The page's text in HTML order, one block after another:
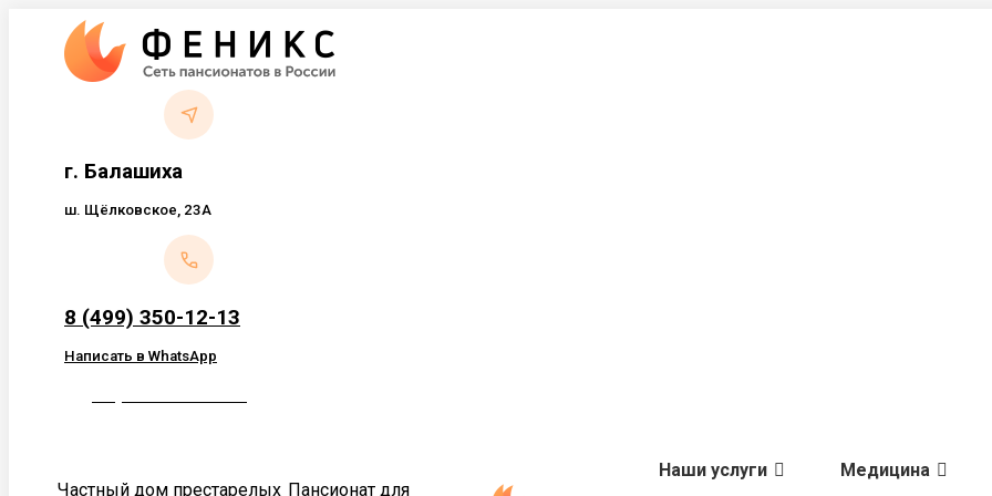
Перейти
содержанию
г. Балашиха
ш. Щёлковское, 23А
8 (499) 350-12-13
Написать в WhatsApp
Частный дом престарелых Пансионат для
Наши услуги Медицина